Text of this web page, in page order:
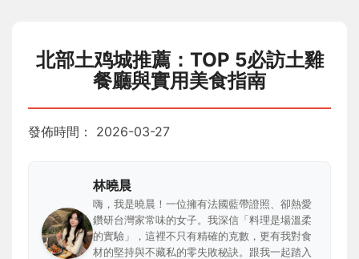
北部土鸡城推薦：TOP 5必訪土雞
餐廳與實用美食指南
發佈時間： 2026-03-27
林曉晨
嗨，我是曉晨！一位擁有法國藍帶證照、卻熱愛
鑽研台灣家常味的女子。我深信「料理是場溫柔
的實驗」，這裡不只有精確的克數，更有我對食
材的堅持與不藏私的零失敗秘訣。跟我一起踏入